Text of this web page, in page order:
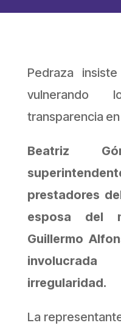
Pedraza
vulnerando
transparencia
Beatriz
prestadores
esposa del
Guillermo
irregularidad.
La